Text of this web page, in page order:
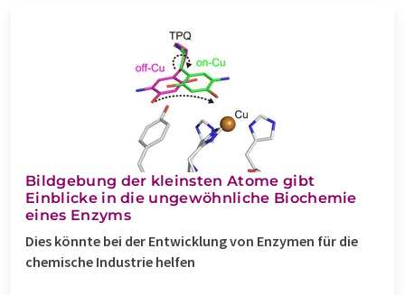
Bildgebung der kleinsten Atome gibt
Einblicke in die ungewöhnliche Biochemie
eines Enzyms
Dies könnte bei der Entwicklung von Enzymen für die
chemische Industrie helfen